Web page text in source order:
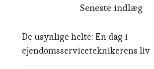
Seneste indlæg
De usynlige helte: En dag i
ejendomsserviceteknikerens liv